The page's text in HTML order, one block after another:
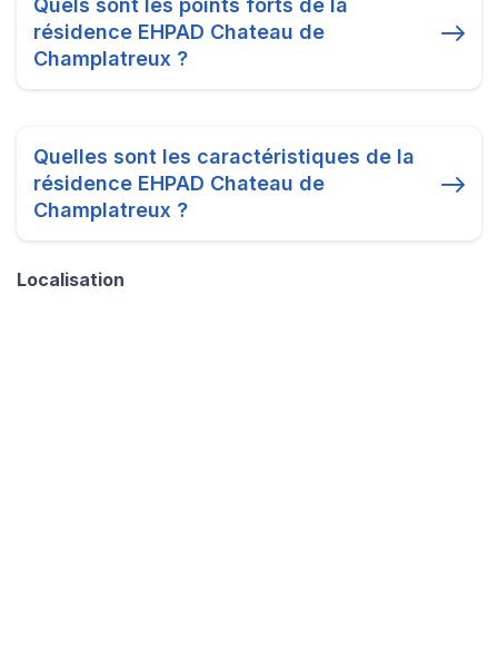
résidence EHPAD Chateau de
Champlatreux ?
Quelles sont les caractéristiques de la
résidence EHPAD Chateau de
Champlatreux ?
Localisation